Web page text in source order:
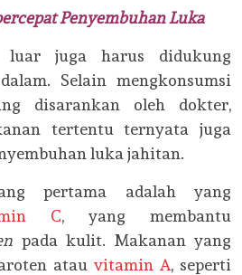
Penyembuhan Luka
luar juga harus didukung
Selain mengkonsumsi
disarankan oleh dokter,
tertentu ternyata juga
luka jahitan.
pertama adalah yang
C, yang membantu
pada kulit. Makanan yang
atau vitamin A, seperti